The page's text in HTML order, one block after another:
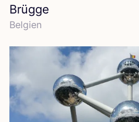
Brügge
Bel­gi­en